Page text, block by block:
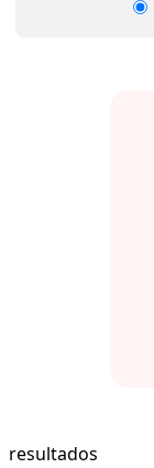
resultados